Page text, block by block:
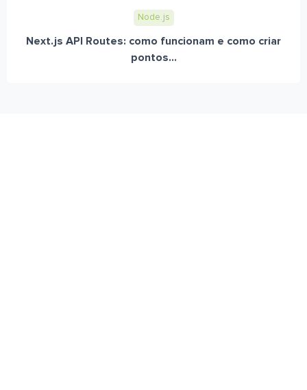
Node.js
Next.js API Routes: como funcionam e como criar
pontos...